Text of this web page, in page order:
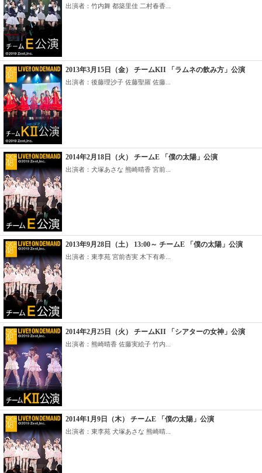
出演者：竹内舞 都築里佳 二村春香...
2013年3月15日（金） チームKII 「ラムネの飲み方」公演
出演者：後藤理沙子 佐藤聖羅 佐藤...
2014年2月18日（火） チームE 「僕の太陽」公演
出演者：犬塚あさな 熊崎晴香 宮前...
2013年9月28日（土） 13:00～ チームE 「僕の太陽」公演
出演者：東李苑 宮前杏実 木下有希...
2014年2月25日（火） チームKII 「シアターの女神」公演
出演者：熊崎晴香 佐藤実絵子 竹内...
2014年1月9日（木） チームE 「僕の太陽」公演
出演者：東李苑 犬塚あさな 熊崎晴...